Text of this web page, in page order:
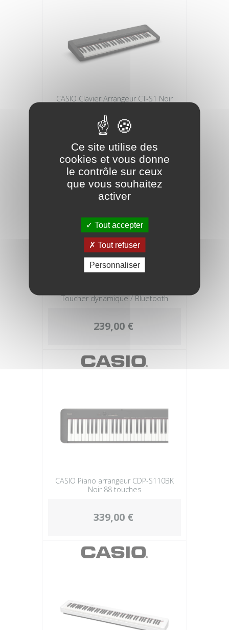
CASIO Clavier Arrangeur CT-S1 Noir
239,00 €
Toucher dynamique / Bluetooth
239,00 €
CASIO Piano arrangeur CDP-S110BK
Noir 88 touches
339,00 €
Ce site utilise des
cookies et vous donne
le contrôle sur ceux
que vous souhaitez
activer
Tout accepter
Tout refuser
Personnaliser